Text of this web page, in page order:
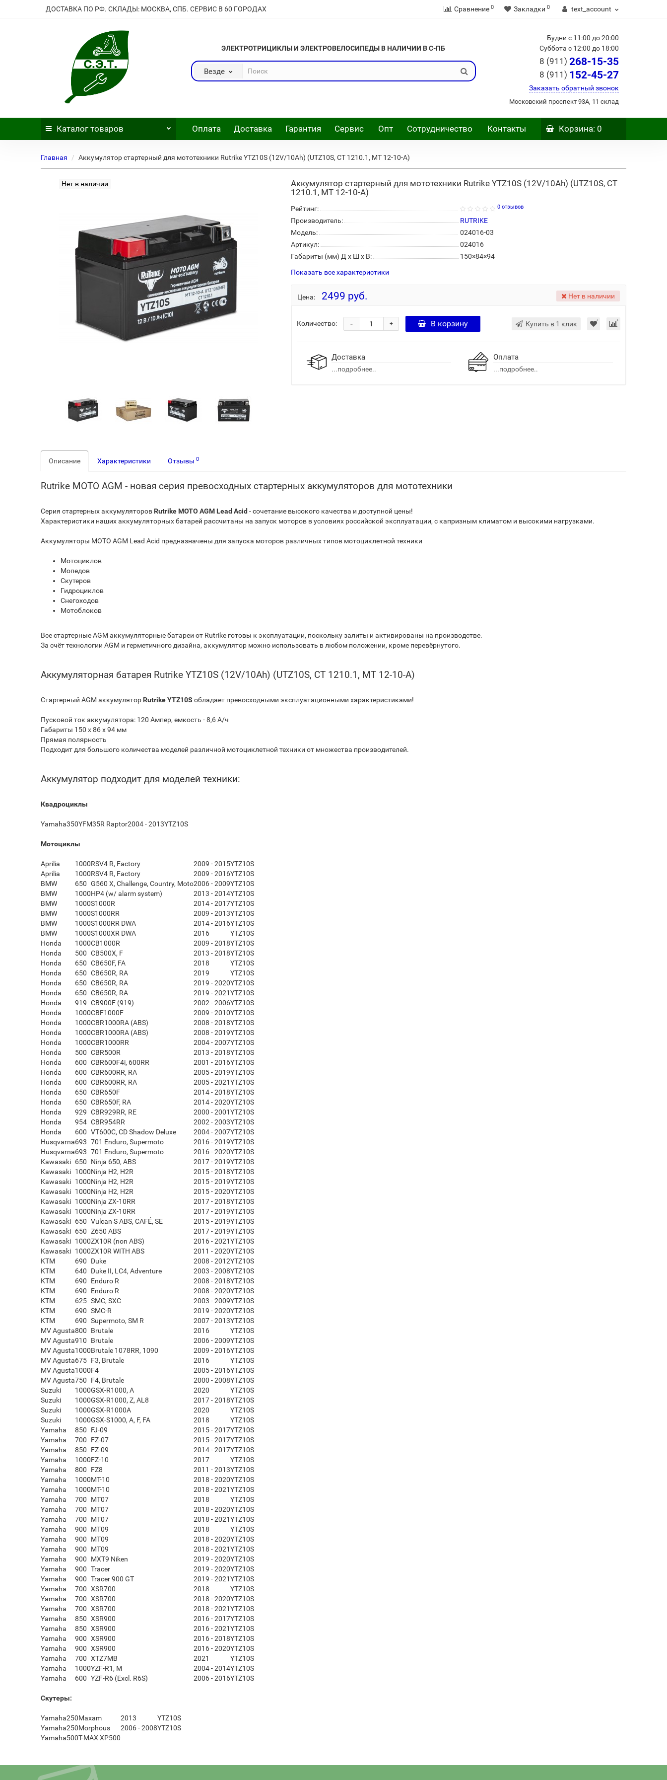
ДОСТАВКА ПО РФ. СКЛАДЫ: МОСКВА, СПБ. СЕРВИС В 60 ГОРОДАХ Сравнение 0 Закладки 0 text_account
ЭЛЕКТРОТРИЦИКЛЫ И ЭЛЕКТРОВЕЛОСИПЕДЫ В НАЛИЧИИ В С-ПБ
Везде
Будни с 11:00 до 20:00
Суббота с 12:00 до 18:00
8 (911) 268-15-35
8 (911) 152-45-27
Заказать обратный звонок
Московский проспект 93А, 11 склад
Каталог товаров Оплата Доставка Гарантия Сервис Опт Сотрудничество Контакты Корзина: 0
Главная Аккумулятор стартерный для мототехники Rutrike YTZ10S (12V/10Ah) (UTZ10S, CT 1210.1, MT 12-10-A)
Нет в наличии
Аккумулятор стартерный для мототехники Rutrike YTZ10S (12V/10Ah) (UTZ10S, CT
1210.1, MT 12-10-A)
Рейтинг: 0 отзывов
Производитель:
RUTRIKE
Модель:
024016-03
Артикул:
024016
Габариты (мм) Д x Ш x В:
150×84×94
Показать все характеристики
Цена: 2499 руб. Нет в наличии
Количество: +
- В корзину Купить в 1 клик
Доставка
...подробнее..
Оплата
...подробнее..
Описание Характеристики Отзывы0
Rutrike MOTO AGM - новая серия превосходных стартерных аккумуляторов для мототехники
Серия стартерных аккумуляторов Rutrike MOTO AGM Lead Acid- сочетание высокого качества и доступной цены!
Характеристики наших аккумуляторных батарей рассчитаны на запуск моторов в условиях российской эксплуатации, с капризным климатом и высокими нагрузками.
Аккумуляторы MOTO AGM Lead Acid предназначены для запуска моторов различных типов мотоциклетной техники
Мотоциклов
Мопедов
Скутеров
Гидроциклов
Снегоходов
Мотоблоков
Все стартерные AGM аккумуляторные батареи от Rutrike готовы к эксплуатации, поскольку залиты и активированы на производстве.
За счёт технологии AGM и герметичного дизайна, аккумулятор можно использовать в любом положении, кроме перевёрнутого.
Аккумуляторная батарея Rutrike YTZ10S (12V/10Ah) (UTZ10S, CT 1210.1, MT 12-10-A)
Стартерный AGM аккумулятор Rutrike YTZ10S обладает превосходными эксплуатационными характеристиками!
Пусковой ток аккумулятора: 120 Ампер, емкость - 8,6 А/ч
Габариты 150 х 86 х 94 мм
Прямая полярность
Подходит для большого количества моделей различной мотоциклетной техники от множества производителей.
Аккумулятор подходит для моделей техники:
Квадроциклы
Yamaha350YFM35R Raptor2004 - 2013YTZ10S
Мотоциклы
Aprilia 1000RSV4 R, Factory 2009 - 2015YTZ10S
Aprilia
1000RSV4 R, Factory 2009 - 2016YTZ10S
BMW
650 G560 X, Challenge, Country, Moto2006 - 2009YTZ10S
BMW
1000HP4 (w/ alarm system) 2013 - 2014YTZ10S
BMW
1000S1000R 2014 - 2017YTZ10S
BMW
1000S1000RR 2009 - 2013YTZ10S
BMW
1000S1000RR DWA 2014 - 2016YTZ10S
BMW
1000S1000XR DWA 2016
YTZ10S
Honda
1000CB1000R 2009 - 2018YTZ10S
Honda
500 CB500X, F 2013 - 2018YTZ10S
Honda
650 CB650F, FA 2018
YTZ10S
Honda
650 CB650R, RA 2019
YTZ10S
Honda
650 CB650R, RA 2019 - 2020YTZ10S
Honda
650 CB650R, RA 2019 - 2021YTZ10S
Honda
919 CB900F (919) 2002 - 2006YTZ10S
Honda
1000CBF1000F 2009 - 2010YTZ10S
Honda
1000CBR1000RA (ABS) 2008 - 2018YTZ10S
Honda
1000CBR1000RA (ABS) 2008 - 2019YTZ10S
Honda
1000CBR1000RR 2004 - 2007YTZ10S
Honda
500 CBR500R 2013 - 2018YTZ10S
Honda
600 CBR600F4i, 600RR 2001 - 2016YTZ10S
Honda
600 CBR600RR, RA 2005 - 2019YTZ10S
Honda
600 CBR600RR, RA 2005 - 2021YTZ10S
Honda
650 CBR650F 2014 - 2018YTZ10S
Honda
650 CBR650F, RA 2014 - 2020YTZ10S
Honda
929 CBR929RR, RE 2000 - 2001YTZ10S
Honda
954 CBR954RR 2002 - 2003YTZ10S
Honda
600 VT600C, CD Shadow Deluxe 2004 - 2007YTZ10S
Husqvarna693 701 Enduro, Supermoto 2016 - 2019YTZ10S
Husqvarna693 701 Enduro, Supermoto 2016 - 2020YTZ10S
Kawasaki 650 Ninja 650, ABS 2017 - 2019YTZ10S
Kawasaki 1000Ninja H2, H2R 2015 - 2018YTZ10S
Kawasaki 1000Ninja H2, H2R 2015 - 2019YTZ10S
Kawasaki 1000Ninja H2, H2R 2015 - 2020YTZ10S
Kawasaki 1000Ninja ZX-10RR 2017 - 2018YTZ10S
Kawasaki 1000Ninja ZX-10RR 2017 - 2019YTZ10S
Kawasaki 650 Vulcan S ABS, CAFÉ, SE 2015 - 2019YTZ10S
Kawasaki 650 Z650 ABS 2017 - 2019YTZ10S
Kawasaki 1000ZX10R (non ABS) 2016 - 2021YTZ10S
Kawasaki 1000ZX10R WITH ABS 2011 - 2020YTZ10S
KTM
690 Duke 2008 - 2012YTZ10S
KTM
640 Duke II, LC4, Adventure 2003 - 2008YTZ10S
KTM
690 Enduro R 2008 - 2018YTZ10S
KTM
690 Enduro R 2008 - 2020YTZ10S
KTM
625 SMC, SXC 2003 - 2009YTZ10S
KTM
690 SMC-R 2019 - 2020YTZ10S
KTM
690 Supermoto, SM R 2007 - 2013YTZ10S
MV Agusta800 Brutale 2016
YTZ10S
MV Agusta910 Brutale 2006 - 2009YTZ10S
MV Agusta1000Brutale 1078RR, 1090 2009 - 2016YTZ10S
MV Agusta675 F3, Brutale 2016
YTZ10S
MV Agusta1000F4 2005 - 2016YTZ10S
MV Agusta750 F4, Brutale 2000 - 2008YTZ10S
Suzuki
1000GSX-R1000, A 2020
YTZ10S
Suzuki
1000GSX-R1000, Z, AL8 2017 - 2018YTZ10S
Suzuki
1000GSX-R1000A 2020
YTZ10S
Suzuki
1000GSX-S1000, A, F, FA 2018
YTZ10S
Yamaha
850 FJ-09 2015 - 2017YTZ10S
Yamaha
700 FZ-07 2015 - 2017YTZ10S
Yamaha
850 FZ-09 2014 - 2017YTZ10S
Yamaha
1000FZ-10 2017
YTZ10S
Yamaha
800 FZ8 2011 - 2013YTZ10S
Yamaha
1000MT-10 2018 - 2020YTZ10S
Yamaha
1000MT-10 2018 - 2021YTZ10S
Yamaha
700 MT07 2018
YTZ10S
Yamaha
700 MT07 2018 - 2020YTZ10S
Yamaha
700 MT07 2018 - 2021YTZ10S
Yamaha
900 MT09 2018
YTZ10S
Yamaha
900 MT09 2018 - 2020YTZ10S
Yamaha
900 MT09 2018 - 2021YTZ10S
Yamaha
900 MXT9 Niken 2019 - 2020YTZ10S
Yamaha
900 Tracer 2019 - 2020YTZ10S
Yamaha
900 Tracer 900 GT 2019 - 2021YTZ10S
Yamaha
700 XSR700 2018
YTZ10S
Yamaha
700 XSR700 2018 - 2020YTZ10S
Yamaha
700 XSR700 2018 - 2021YTZ10S
Yamaha
850 XSR900 2016 - 2017YTZ10S
Yamaha
850 XSR900 2016 - 2021YTZ10S
Yamaha
900 XSR900 2016 - 2018YTZ10S
Yamaha
900 XSR900 2016 - 2020YTZ10S
Yamaha
700 XTZ7MB 2021
YTZ10S
Yamaha
1000YZF-R1, M 2004 - 2014YTZ10S
Yamaha
600 YZF-R6 (Excl. R6S) 2006 - 2016YTZ10S
Скутеры:
Yamaha250Maxam 2013
YTZ10S
Yamaha250Morphous 2006 - 2008YTZ10S
Yamaha500T-MAX XP500